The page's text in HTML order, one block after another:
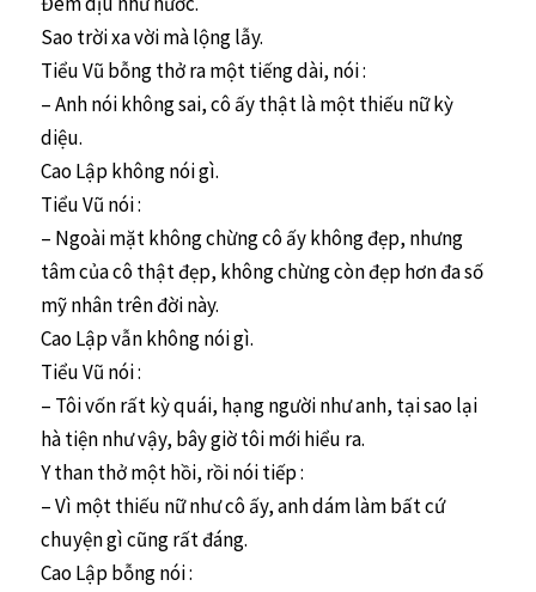
Sao trời xa vời mà lộng lẫy.
Tiểu Vũ bỗng thở ra một tiếng dài, nói :
– Anh nói không sai, cô ấy thật là một thiếu nữ kỳ
diệu.
Cao Lập không nói gì.
Tiểu Vũ nói :
– Ngoài mặt không chừng cô ấy không đẹp, nhưng
tâm của cô thật đẹp, không chừng còn đẹp hơn đa số
mỹ nhân trên đời này.
Cao Lập vẫn không nói gì.
Tiểu Vũ nói :
– Tôi vốn rất kỳ quái, hạng người như anh, tại sao lại
hà tiện như vậy, bây giờ tôi mới hiểu ra.
Y than thở một hồi, rồi nói tiếp :
– Vì một thiếu nữ như cô ấy, anh dám làm bất cứ
chuyện gì cũng rất đáng.
Cao Lập bỗng nói :